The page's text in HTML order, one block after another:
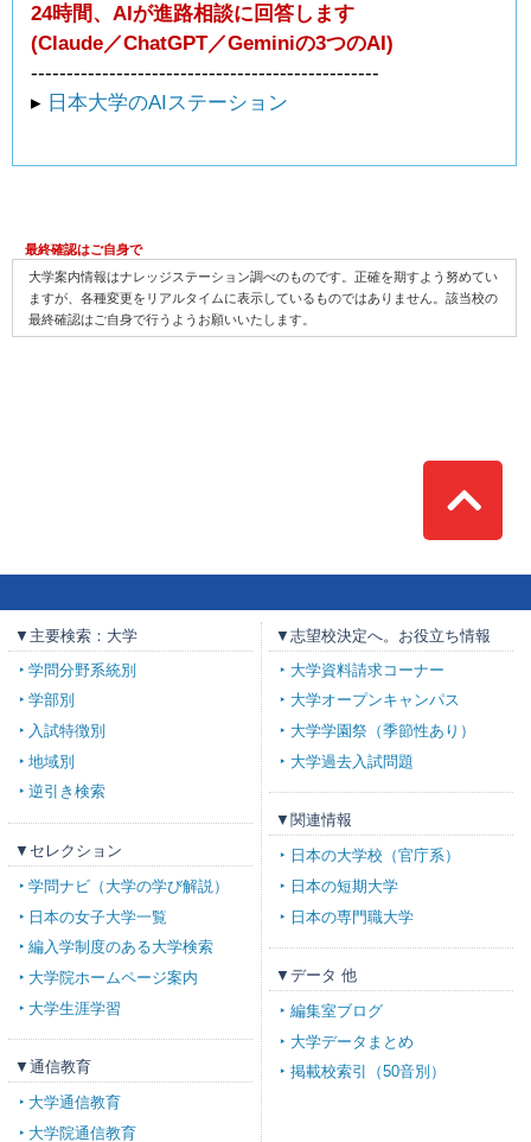
24時間、AIが進路相談に回答します
(Claude／ChatGPT／Geminiの3つのAI)
-------------------------------------------------
▸ 日本大学のAIステーション
最終確認はご自身で
大学案内情報はナレッジステーション調べのものです。正確を期すよう努めてい
ますが、各種変更をリアルタイムに表示しているものではありません。該当校の
最終確認はご自身で行うようお願いいたします。
Top
▼主要検索：大学
学問分野系統別
学部別
入試特徴別
地域別
逆引き検索
▼セレクション
学問ナビ（大学の学び解説）
日本の女子大学一覧
編入学制度のある大学検索
大学院ホームページ案内
大学生涯学習
▼通信教育
大学通信教育
大学院通信教育
▼志望校決定へ。お役立ち情報
大学資料請求コーナー
大学オープンキャンパス
大学学園祭（季節性あり）
大学過去入試問題
▼関連情報
日本の大学校（官庁系）
日本の短期大学
日本の専門職大学
▼データ 他
編集室ブログ
大学データまとめ
掲載校索引（50音別）